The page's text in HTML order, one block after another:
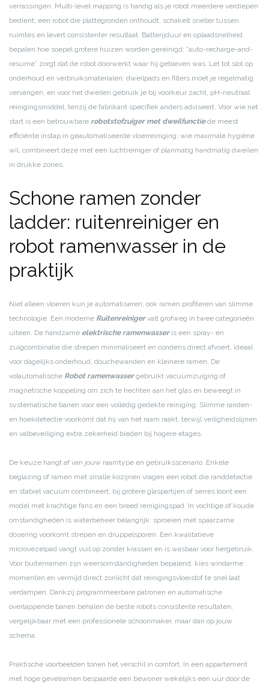
verrassingen. Multi-level mapping is handig als je robot meerdere verdiepen
bedient; een robot die plattegronden onthoudt, schakelt sneller tussen
ruimtes en levert consistenter resultaat. Batterijduur en oplaadsnelheid
bepalen hoe soepel grotere huizen worden gereinigd: “auto-recharge-and-
resume” zorgt dat de robot doorwerkt waar hij gebleven was. Let tot slot op
onderhoud en verbruiksmaterialen: dweilpads en filters moet je regelmatig
vervangen, en voor het dweilen gebruik je bij voorkeur zacht, pH-neutraal
reinigingsmiddel, tenzij de fabrikant specifiek anders adviseert. Voor wie net
start is een betrouwbare robotstofzuiger met dweilfunctiede meest
efficiënte instap in geautomatiseerde vloerreiniging; wie maximale hygiëne
wil, combineert deze met een luchtreiniger of planmatig handmatig dweilen
in drukke zones.
Schone ramen zonder
ladder: ruitenreiniger en
robot ramenwasser in de
praktijk
Niet alleen vloeren kun je automatiseren; ook ramen profiteren van slimme
technologie. Een moderne Ruitenreinigervalt grofweg in twee categorieën
uiteen. De handzame elektrische ramenwasseris een spray- en
zuigcombinatie die strepen minimaliseert en condens direct afvoert, ideaal
voor dagelijks onderhoud, douchewanden en kleinere ramen. De
volautomatische Robot ramenwassergebruikt vacuümzuiging of
magnetische koppeling om zich te hechten aan het glas en beweegt in
systematische banen voor een volledig gedekte reiniging. Slimme randen-
en hoekdetectie voorkomt dat hij van het raam raakt, terwijl veiligheidslijnen
en valbeveiliging extra zekerheid bieden bij hogere etages.
De keuze hangt af van jouw raamtype en gebruiksscenario. Enkele
beglazing of ramen met smalle kozijnen vragen een robot die randdetectie
en stabiel vacuüm combineert; bij grotere glaspartijen of serres loont een
model met krachtige fans en een breed reinigingspad. In vochtige of koude
omstandigheden is waterbeheer belangrijk: sproeien met spaarzame
dosering voorkomt strepen en druppelsporen. Een kwalitatieve
microvezelpad vangt vuil op zonder krassen en is wasbaar voor hergebruik.
Voor buitenramen zijn weersomstandigheden bepalend; kies windarme
momenten en vermijd direct zonlicht dat reinigingsvloeistof te snel laat
verdampen. Dankzij programmeerbare patronen en automatische
overlappende banen behalen de beste robots consistente resultaten,
vergelijkbaar met een professionele schoonmaker, maar dan op jouw
schema.
Praktische voorbeelden tonen het verschil in comfort. In een appartement
met hoge gevelramen bespaarde een bewoner wekelijks een uur door de